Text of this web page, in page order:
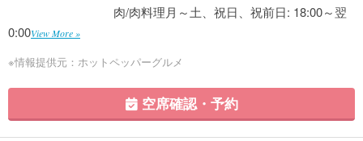
肉/肉料理月～土、祝日、祝前日: 18:00～翌
0:00View More »
※情報提供元：ホットペッパーグルメ
空席確認・予約